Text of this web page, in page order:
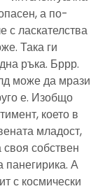
а по-
с ласкателства
Така ги
ръка. Бррр.
може да мрази
е. Изобщо
което в
младост,
собствен
панегирика. А
с космически